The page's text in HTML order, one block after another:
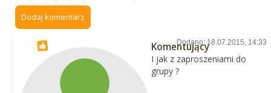
Dodaj komentarz
Dodano: 18.07.2015, 14:33
Komentujący
I jak z zaproszeniami do
grupy ?